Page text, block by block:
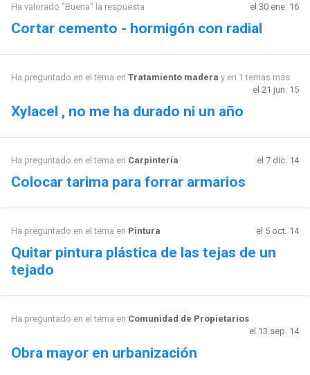
Ha valorado "Buena" la respuesta el 30 ene. 16
Cortar cemento - hormigón con radial
Ha preguntado en el tema en Tratamiento madera y en 1 temas más
el 21 jun. 15
Xylacel , no me ha durado ni un año
Ha preguntado en el tema en Carpintería el 7 dic. 14
Colocar tarima para forrar armarios
Ha preguntado en el tema en Pintura el 5 oct. 14
Quitar pintura plástica de las tejas de un
tejado
Ha preguntado en el tema en Comunidad de Propietarios
el 13 sep. 14
Obra mayor en urbanización